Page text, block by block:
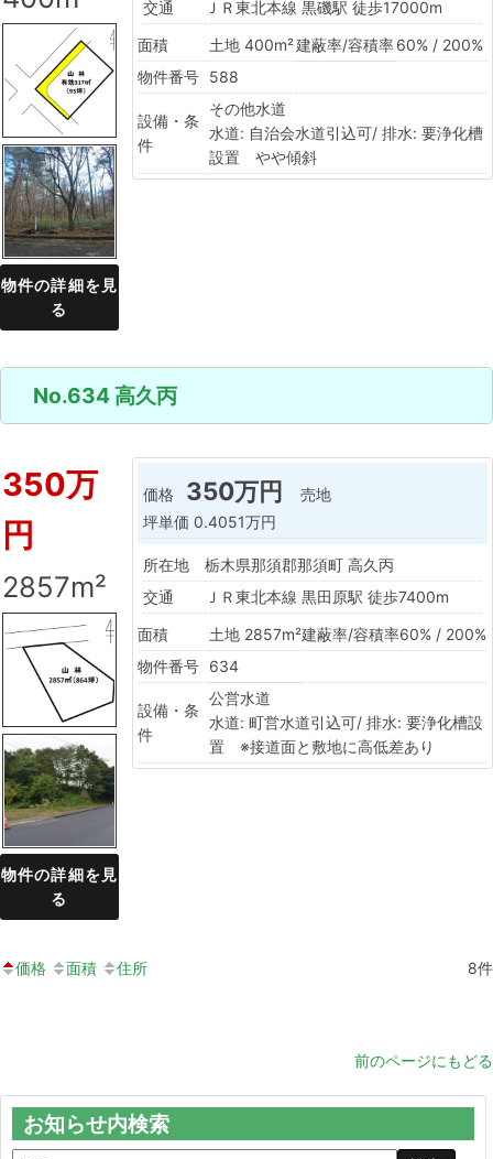
物件の詳細を見
る
交通
ＪＲ東北本線 黒磯駅 徒歩17000m
面積
土地 400m²建蔽率/容積率60% / 200%
物件番号 588
設備・条
件
その他水道
水道: 自治会水道引込可/ 排水: 要浄化槽
設置 やや傾斜
No.634 高久丙
350万
円
2857m²
物件の詳細を見
る
価格 350万円
売地
坪単価 0.4051万円
所在地
栃木県那須郡那須町 高久丙
交通
ＪＲ東北本線 黒田原駅 徒歩7400m
面積
土地 2857m²建蔽率/容積率60% / 200%
物件番号 634
設備・条
件
公営水道
水道: 町営水道引込可/ 排水: 要浄化槽設
置 ※接道面と敷地に高低差あり
価格 面積 住所 8件
前のページにもどる
お知らせ内検索